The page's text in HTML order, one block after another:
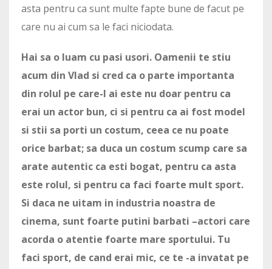
asta pentru ca sunt multe fapte bune de facut pe
care nu ai cum sa le faci niciodata.
Hai sa o luam cu pasi usori. Oamenii te stiu
acum din Vlad si cred ca o parte importanta
din rolul pe care-l ai este nu doar pentru ca
erai un actor bun, ci si pentru ca ai fost model
si stii sa porti un costum, ceea ce nu poate
orice barbat; sa duca un costum scump care sa
arate autentic ca esti bogat, pentru ca asta
este rolul, si pentru ca faci foarte mult sport.
Si daca ne uitam in industria noastra de
cinema, sunt foarte putini barbati –actori care
acorda o atentie foarte mare sportului. Tu
faci sport, de cand erai mic, ce te -a invatat pe